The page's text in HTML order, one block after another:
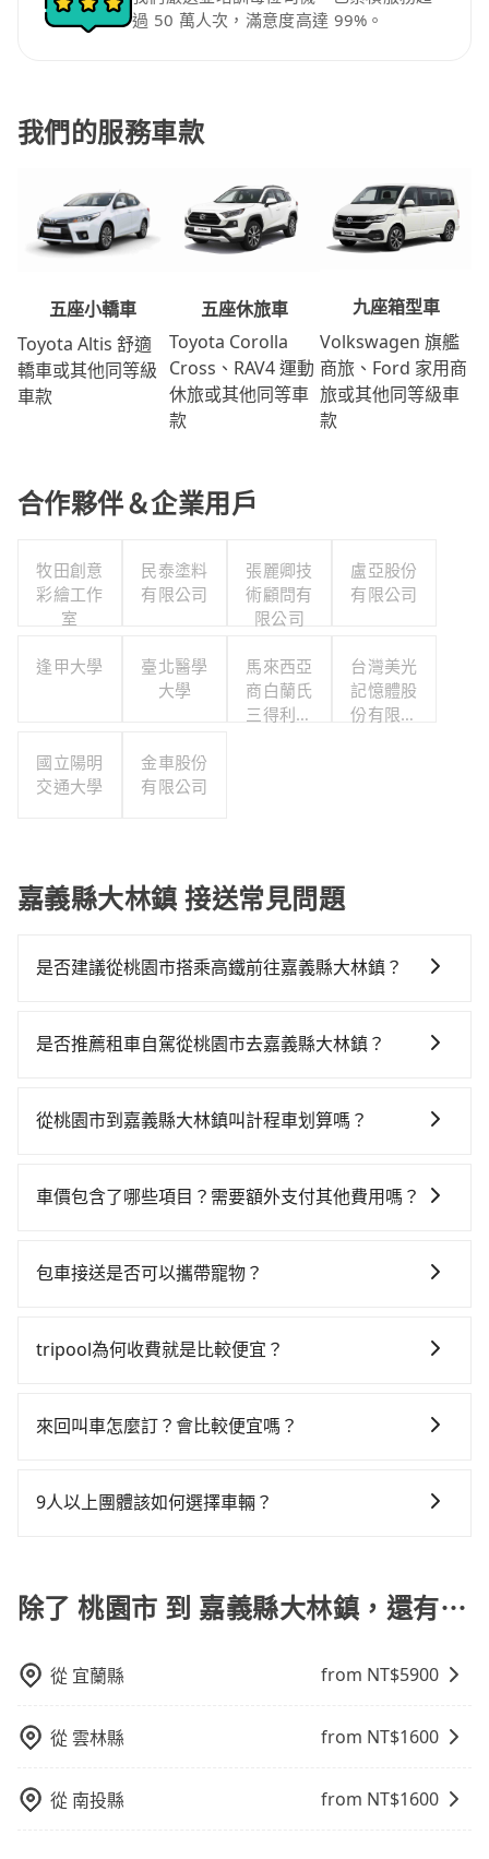
過 50 萬人次，滿意度高達 99%。
我們的服務車款
五座小轎車
Toyota Altis 舒適
轎車或其他同等級
車款
五座休旅車
Toyota Corolla
Cross、RAV4 運動
休旅或其他同等車
款
九座箱型車
Volkswagen 旗艦
商旅、Ford 家用商
旅或其他同等級車
款
合作夥伴＆企業用戶
牧田創意
彩繪工作
室
民泰塗料
有限公司
張麗卿技
術顧問有
限公司
盧亞股份
有限公司
逢甲大學
臺北醫學
大學
馬來西亞
商白蘭氏
三得利股
台灣美光
記憶體股
份有限公
國立陽明
交通大學
金車股份
有限公司
嘉義縣大林鎮 接送常見問題
是否建議從桃園市搭乘高鐵前往嘉義縣大林鎮？
適、省時、較貴！不過從最早一班車06:49到末班車
市大園區前往最靠近的桃園高鐵站，叫一輛計程車花費
分鐘（平均62分）的高鐵從桃園站前往雲林高鐵站，每
縣大林鎮 (嘉義縣大林鎮) 的目的地。全程加上轉車時間
送，則每人平均花費約910元，費時2小時21分鐘。長距
說，預約tripool還是比較划算的。如果你是三人以下要
是否推薦租車自駕從桃園市去嘉義縣大林鎮？
時不需要閉目養神（因為要自己開車），最重要的是你
$115~205承租小轎車，每公里再額外加收$3.2，從桃園
達目的地後多久原路返回），雖已將eTag和可能的每小
車型，如Toyota Yaris、Prius C、Vios這類乘坐體驗較
況，打開車門才發現仍有上一組乘客遺留的垃圾或者撞
用戶卻遲遲尚未歸還，又或者要還車時卻偏偏找不到停
上下車地點仍有段距離，在遇到下雨天或者載行李時，
從桃園市到嘉義縣大林鎮叫計程車划算嗎？
灣大車隊、Uber、Line Taxi、Yoxi等，如果在路邊攔不
車等叫車看看。依照里程跳錶計算，價格約為
約330輛，數量約為桃園市的5%、密度僅雙北的0.4%，
的最佳選擇。
車價包含了哪些項目？需要額外支付其他費用嗎？
路費、油資、保險、小費，司機的餐費與住宿費不需要
包車接送是否可以攜帶寵物？
預定時特別勾選，是可以讓置入提籠或提袋內的中小型
tripool為何收費就是比較便宜？
一次使用tripool的會擔心價格比市價便宜不少，是不是
淘汰顧客評分較低的司機，且車輛均要求5年內新車，司
車率，也就是提高俗稱「回頭車」的比例。這不僅體現
雙十等）能用更少的司機來服務更多的旅客，意味著使
用到不熟悉的司機或者轉單給其他車行的情況比同行更
站上的價格是動態的，一般來說越早預訂價格越優，且
要從桃園市去嘉義縣大林鎮，請儘早下訂以把握最划算
的價格。
來回叫車怎麼訂？會比較便宜嗎？
趟車的資訊，所以如果需要來回叫車，請分兩筆訂單預
9人以上團體該如何選擇車輛？
客車最多座位數量就是9人，如扣掉司機就只能乘坐8位
乘客，如果要10人以上就是營業大客車的範疇，也就是
行照不符，連司機的駕照都會不符。在路上被警察盤查
賠償就事大了。千萬別為了省小錢而把朋友親人的安全
給賭上。通常人數沒有超過10位，建議預約一台九人座
與一台小轎車比較划算，如人數超過12位就一定是叫一
台中巴比較方便。但也有例外，比方說有些山區或路段
除了 桃園市 到 嘉義縣大林鎮，還有⋯
從 宜蘭縣 from NT$5900
從雲林縣 from NT$1600
從 南投縣 from NT$1600